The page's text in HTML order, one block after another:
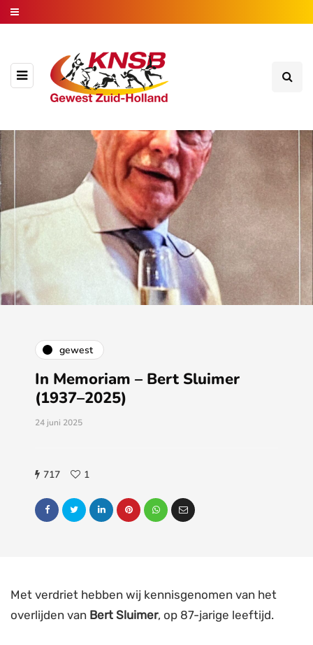
gewest
In Memoriam – Bert Sluimer
(1937–2025)
24 juni 2025
717 1
Met verdriet hebben wij kennisgenomen van het
overlijden van Bert Sluimer, op 87-jarige leeftijd.